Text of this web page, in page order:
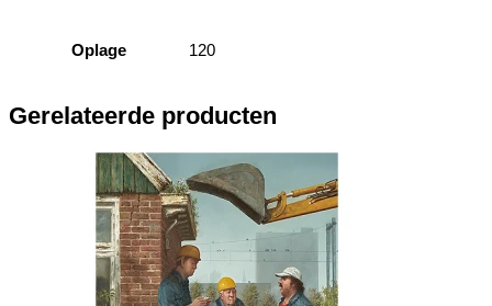
Oplage 120
Gerelateerde producten